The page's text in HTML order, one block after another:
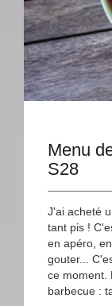
Menu
S28
J'ai acheté
tant pis !
en apéro,
gouter...
ce
barbecue :